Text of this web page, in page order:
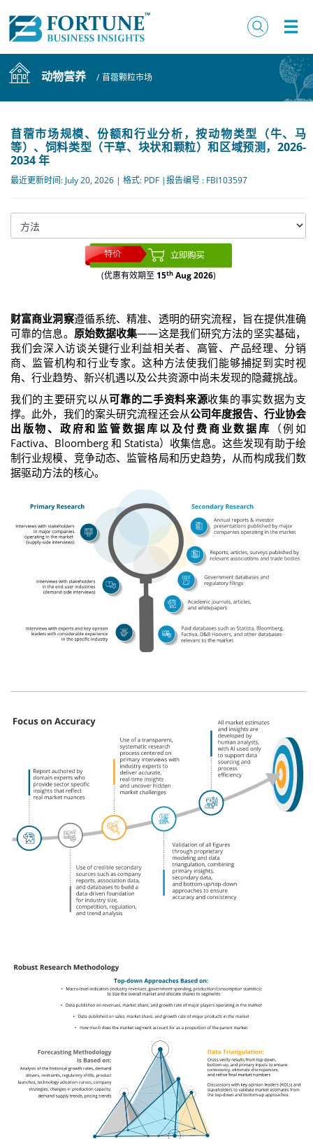
动物营养 / 苜蓿颗粒市场
苜蓿市场规模、份额和行业分析，按动物类型（牛、马
等）、饲料类型（干草、块状和颗粒）和区域预测，2026-
2034 年
最近更新时间: July 20, 2026 | 格式: PDF |报告编号 : FBI103597
(优惠有效期至 15thAug 2026)
财富商业洞察遵循系统、精准、透明的研究流程，旨在提供准确
可靠的信息。 原始数据收集——这是我们研究方法的坚实基础，
我们会深入访谈关键行业利益相关者、高管、产品经理、分销
商、监管机构和行业专家。这种方法使我们能够捕捉到实时视
角、行业趋势、新兴机遇以及公共资源中尚未发现的隐藏挑战。
我们的主要研究以从可靠的二手资料来源收集的事实数据为支
撑。此外，我们的案头研究流程还会从公司年度报告、行业协会
出版物、政府和监管数据库以及付费商业数据库
（例如
Factiva、Bloomberg 和 Statista）收集信息。这些发现有助于绘
制行业规模、竞争动态、监管格局和历史趋势，从而构成我们数
据驱动方法的核心。